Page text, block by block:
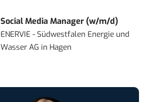
Social Media Manager (w/m/d)
ENERVIE - Südwestfalen Energie und
Wasser AG in Hagen